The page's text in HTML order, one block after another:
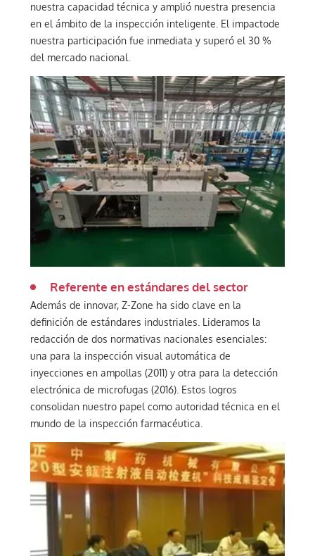
nuestra capacidad técnica y amplió nuestra presencia
en el ámbito de la inspección inteligente. El impactode
nuestra participación fue inmediata y superó el 30 %
del mercado nacional.
Referente en estándares del sector
Además de innovar, Z-Zone ha sido clave en la
definición de estándares industriales. Lideramos la
redacción de dos normativas nacionales esenciales:
una para la inspección visual automática de
inyecciones en ampollas (2011) y otra para la detección
electrónica de microfugas (2016). Estos logros
consolidan nuestro papel como autoridad técnica en el
mundo de la inspección farmacéutica.